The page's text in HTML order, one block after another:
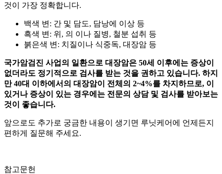
것이 가장 정확합니다.
백색 변: 간 및 담도, 담낭에 이상 등
흑색 변: 위, 의 이나 질병, 철분 섭취 등
붉은색 변: 치질이나 식중독, 대장암 등
국가암검진 사업의 일환으로 대장암은 50세 이후에는 증상이
없더라도 정기적으로 검사를 받는 것을 권하고 있습니다. 하지
만 40대 이하에서의 대장암이 전체의 2~4%를 차지하므로, 이
있거나 증상이 있는 경우에는 전문의 상담 및 검사를 받아보는
것이 좋습니다.
앞으로도 추가로 궁금한 내용이 생기면 루닛케어에 언제든지
편하게 질문해 주세요.
참고문헌